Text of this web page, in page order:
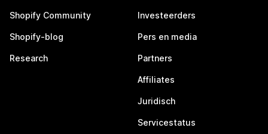
Shopify Community
Shopify-blog
Research
Investeerders
Pers en media
Partners
Affiliates
Juridisch
Servicestatus